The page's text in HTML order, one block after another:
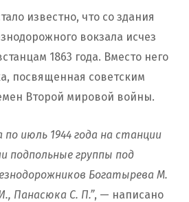
известно, что со здания
вокзала исчез
1863 года. Вместо него
посвященная советским
Второй мировой войны.
по июль 1944 года на станции
подпольные группы под
Богатырева М.
Панасюка С. П.”, — написано